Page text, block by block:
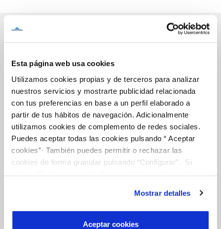
Esta página web usa cookies
Utilizamos cookies propias y de terceros para analizar
nuestros servicios y mostrarte publicidad relacionada
con tus preferencias en base a un perfil elaborado a
partir de tus hábitos de navegación. Adicionalmente
utilizamos cookies de complemento de redes sociales.
Puedes aceptar todas las cookies pulsando “ Aceptar
cookies”· También puedes permitir o rechazar las
cookies de forma granular pulsando “Configurar”. Si
son indispensables para que el sitio web funcione y que
por tanto no se pueden desactivar. Puedes consultar
más información en nuestraPolítica de Cookies
Mostrar detalles
Aceptar cookies
Inicio
Gestiones Online
FACTURAS, PAGOS Y CONSUMOS
CONTRATOS